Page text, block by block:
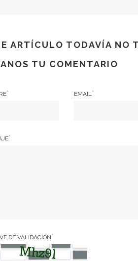
ARTÍCULO TODAVÍA NO
TU COMENTARIO
* EMAIL *
*
DE VALIDACIÓN*